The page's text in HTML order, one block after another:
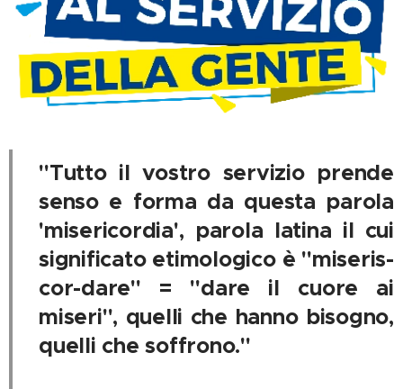
"Tutto il vostro servizio prende
senso e forma da questa parola
'misericordia', parola latina il cui
significato etimologico è "miseris-
cor-dare" = "dare il cuore ai
miseri", quelli che hanno bisogno,
quelli che soffrono."